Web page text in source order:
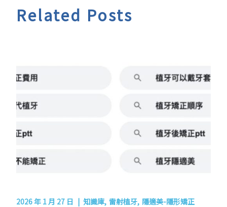
Related Posts
2026 年 1 月 27 日 知識庫 雷射植牙 隱適美-隱形矯正